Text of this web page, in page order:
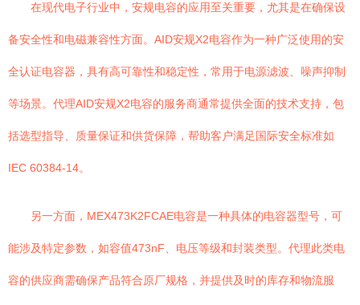
在现代电子行业中，安规电容的应用至关重要，尤其是在确保设
备安全性和电磁兼容性方面。AID安规X2电容作为一种广泛使用的安
全认证电容器，具有高可靠性和稳定性，常用于电源滤波、噪声抑制
等场景。代理AID安规X2电容的服务商通常提供全面的技术支持，包
括选型指导、质量保证和供货保障，帮助客户满足国际安全标准如
IEC 60384-14。
另一方面，MEX473K2FCAE电容是一种具体的电容器型号，可
能涉及特定参数，如容值473nF、电压等级和封装类型。代理此类电
容的供应商需确保产品符合原厂规格，并提供及时的库存和物流服